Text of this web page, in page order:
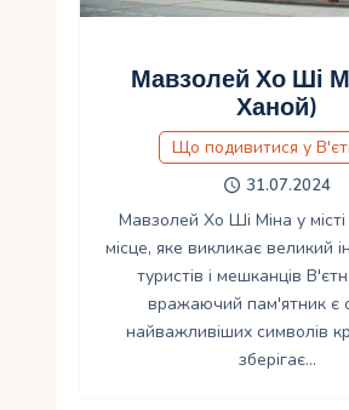
Мавзолей Хо Ші
Ханой)
Що подивитися у
31.07.2024
Мавзолей Хо Ші Міна у
місце, яке викликає великий
туристів і мешканців
вражаючий пам'ятник є
найважливіших символів
зберігає…